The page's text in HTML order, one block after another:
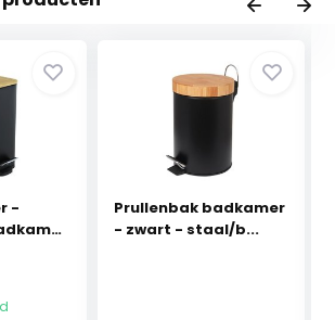
-
Prullenbak badkamer
- zwart - staal/b...